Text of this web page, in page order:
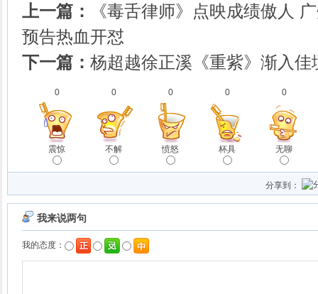
上一篇：
《毒舌律师》点映成绩傲人
预告热血开怼
下一篇： 杨超越徐正溪《重紫》渐入
0
震惊
0
不解
0
愤怒
0
杯具
0
无聊
分享到：